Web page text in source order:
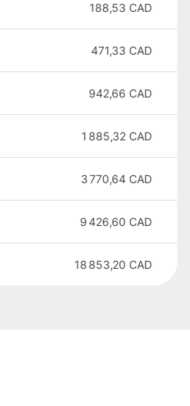
188,53 CAD
471,33 CAD
942,66 CAD
1 885,32 CAD
3 770,64 CAD
9 426,60 CAD
18 853,20 CAD